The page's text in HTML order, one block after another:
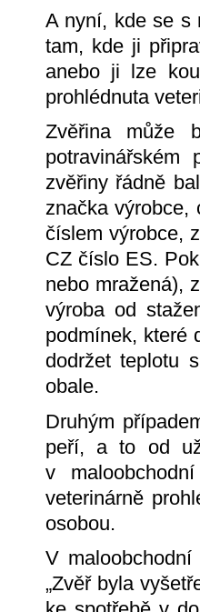
A nyní, kde se s
tam, kde ji
anebo ji lze
prohlédnuta
Zvěřina může
zvěřiny řádně
značka výrobce,
číslem výrobce,
CZ číslo ES.
nebo mražená),
výroba od
podmínek, které
dodržet teplotu
obale.
Druhým
peří, a to od
v
veterinárně
osobou.
V
„Zvěř byla